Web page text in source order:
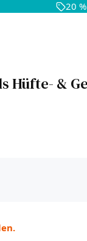
20
Hüfte- &